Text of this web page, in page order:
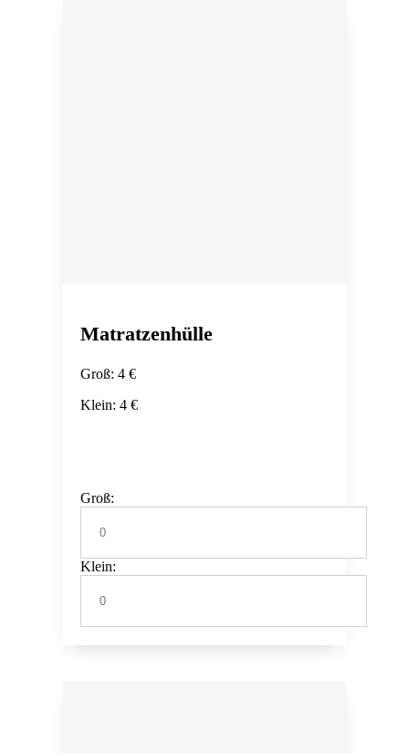
Matratzenhülle
Groß: 4 €
Klein: 4 €
Groß:
Klein: